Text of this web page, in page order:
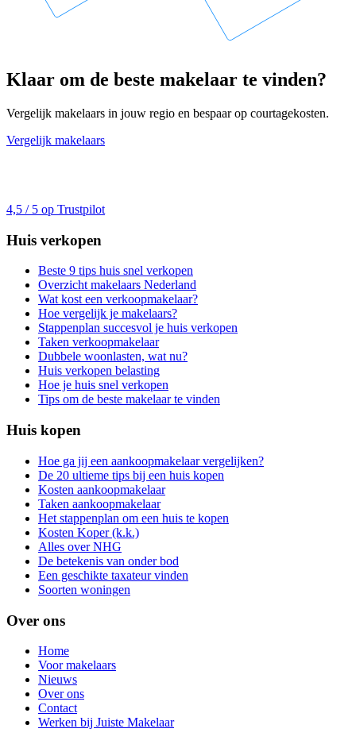
Klaar om de beste makelaar te vinden?
Vergelijk makelaars in jouw regio en bespaar op courtagekosten.
Vergelijk makelaars
4,5 / 5 op Trustpilot
Huis verkopen
Beste 9 tips huis snel verkopen
Overzicht makelaars Nederland
Wat kost een verkoopmakelaar?
Hoe vergelijk je makelaars?
Stappenplan succesvol je huis verkopen
Taken verkoopmakelaar
Dubbele woonlasten, wat nu?
Huis verkopen belasting
Hoe je huis snel verkopen
Tips om de beste makelaar te vinden
Huis kopen
Hoe ga jij een aankoopmakelaar vergelijken?
De 20 ultieme tips bij een huis kopen
Kosten aankoopmakelaar
Taken aankoopmakelaar
Het stappenplan om een huis te kopen
Kosten Koper (k.k.)
Alles over NHG
De betekenis van onder bod
Een geschikte taxateur vinden
Soorten woningen
Over ons
Home
Voor makelaars
Nieuws
Over ons
Contact
Werken bij Juiste Makelaar